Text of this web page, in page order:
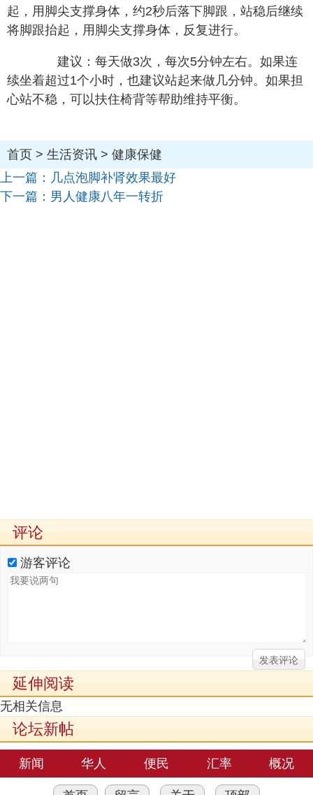
起，用脚尖支撑身体，约2秒后落下脚跟，站稳后继续
将脚跟抬起，用脚尖支撑身体，反复进行。
建议：每天做3次，每次5分钟左右。如果连
续坐着超过1个小时，也建议站起来做几分钟。如果担
心站不稳，可以扶住椅背等帮助维持平衡。
首页 > 生活资讯 > 健康保健
上一篇： 几点泡脚补肾效果最好
下一篇： 男人健康八年一转折
评论
游客评论
延伸阅读
无相关信息
论坛新帖
新闻 华人 便民 汇率 概况